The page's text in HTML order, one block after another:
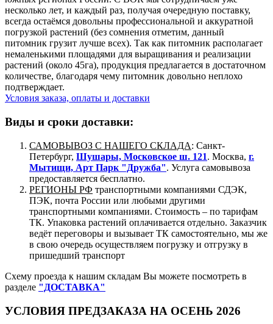
несколько лет, и каждый раз, получая очередную поставку,
всегда остаёмся довольны профессиональной и аккуратной
погрузкой растений (без сомнения отметим, данный
питомник грузит лучше всех). Так как питомник располагает
немаленькими площадями для выращивания и реализации
растений (около 45га), продукция предлагается в достаточном
количестве, благодаря чему питомник довольно неплохо
подтверждает.
Условия заказа, оплаты и доставки
Виды и сроки доставки:
САМОВЫВОЗ С НАШЕГО СКЛАДА: Санкт-
Петербург, Шушары, Московское ш. 121. Москва, г.
Мытищи, Арт Парк "Дружба". Услуга самовывоза
предоставляется бесплатно.
РЕГИОНЫ РФ транспортными компаниями СДЭК,
ПЭК, почта России или любыми другими
транспортными компаниями. Стоимость – по тарифам
ТК. Упаковка растений оплачивается отдельно. Заказчик
ведёт переговоры и вызывает ТК самостоятельно, мы же
в свою очередь осуществляем погрузку и отгрузку в
пришедший транспорт
Схему проезда к нашим складам Вы можете посмотреть в
разделе "ДОСТАВКА"
УСЛОВИЯ ПРЕДЗАКАЗА НА ОСЕНЬ 2026